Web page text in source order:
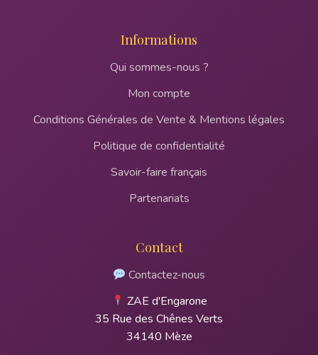
Informations
Qui sommes-nous ?
Mon compte
Conditions Générales de Vente & Mentions légales
Politique de confidentialité
Savoir-faire français
Partenariats
Contact
Contactez-nous
ZAE d'Engarone
35 Rue des Chênes Verts
34140 Mèze